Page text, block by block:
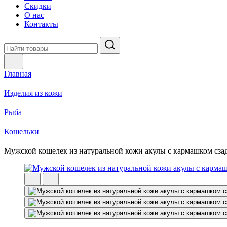
Скидки
О нас
Контакты
Главная
Изделия из кожи
Рыба
Кошельки
Мужской кошелек из натуральной кожи акулы с кармашком